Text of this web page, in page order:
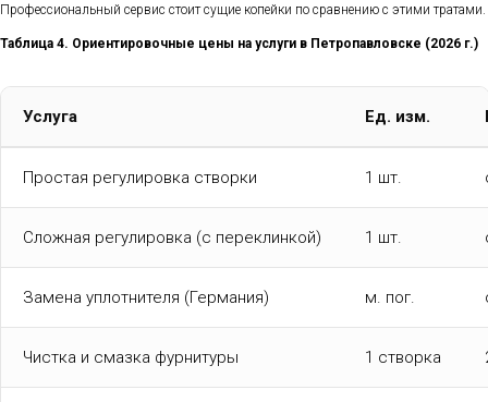
Профессиональный сервис стоит сущие копейки по сравнению с этими тратами.
Таблица 4. Ориентировочные цены на услуги в Петропавловске (2026 г.)
Услуга Ед. изм.
Простая регулировка створки 1 шт.
Сложная регулировка (с переклинкой) 1 шт.
Замена уплотнителя (Германия) м. пог.
Чистка и смазка фурнитуры 1 створка